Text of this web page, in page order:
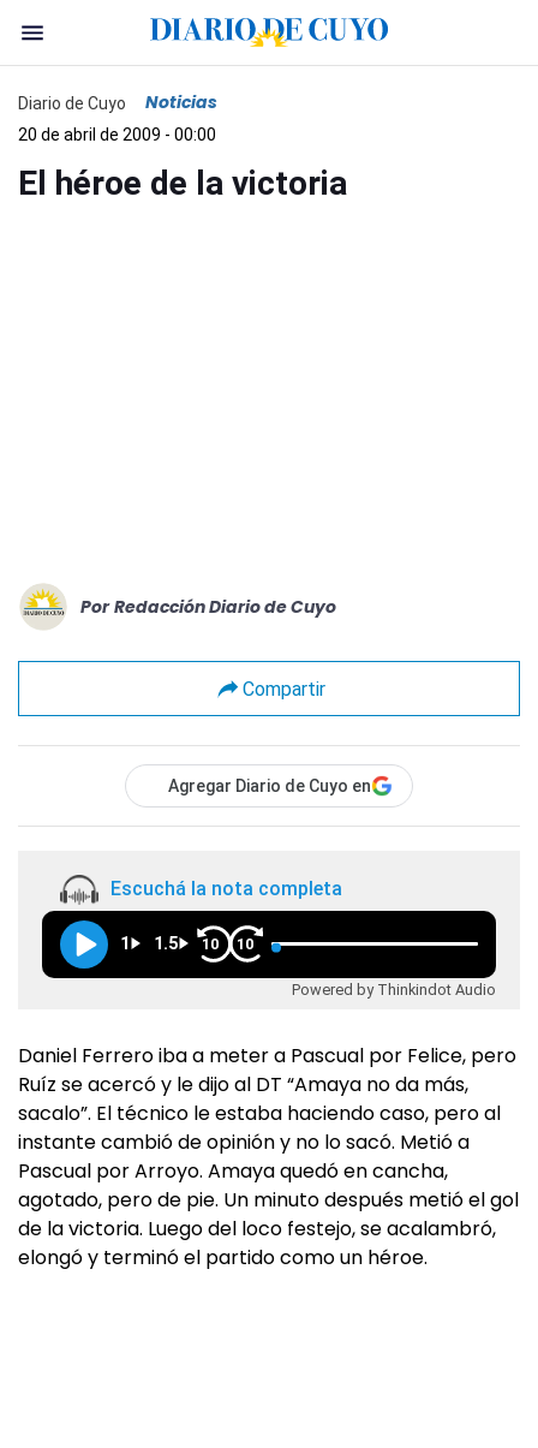
Diario de Cuyo Noticias
20 de abril de 2009 - 00:00
El héroe de la victoria
Por Redacción Diario de Cuyo
Compartir
Agregar Diario de Cuyo en
Escuchá la nota completa
1 1.5 10 10
Powered by Thinkindot Audio
Daniel Ferrero iba a meter a Pascual por Felice, pero
Ruíz se acercó y le dijo al DT “Amaya no da más,
sacalo”. El técnico le estaba haciendo caso, pero al
instante cambió de opinión y no lo sacó. Metió a
Pascual por Arroyo. Amaya quedó en cancha,
agotado, pero de pie. Un minuto después metió el gol
de la victoria. Luego del loco festejo, se acalambró,
elongó y terminó el partido como un héroe.